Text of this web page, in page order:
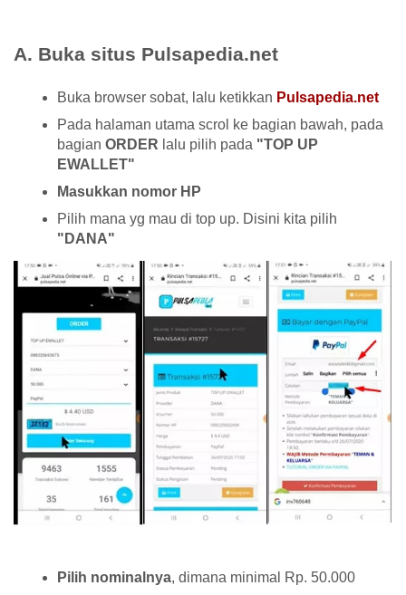
A. Buka situs Pulsapedia.net
Buka browser sobat, lalu ketikkan Pulsapedia.net
Pada halaman utama scrol ke bagian bawah, pada
bagian ORDER lalu pilih pada "TOP UP
EWALLET"
Masukkan nomor HP
Pilih mana yg mau di top up. Disini kita pilih
"DANA"
Pilih nominalnya, dimana minimal Rp. 50.000